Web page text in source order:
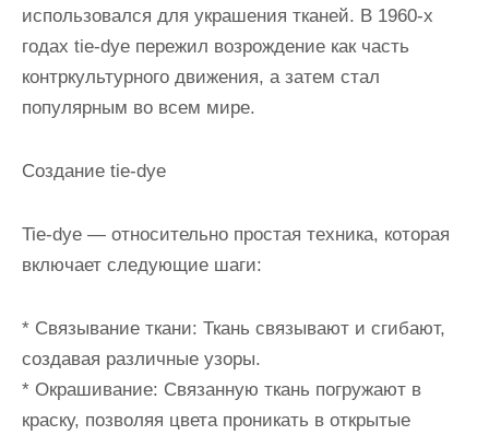
использовался для украшения тканей. В 1960-х
годах tie-dye пережил возрождение как часть
контркультурного движения, а затем стал
популярным во всем мире.
Создание tie-dye
Tie-dye — относительно простая техника, которая
включает следующие шаги:
* Связывание ткани: Ткань связывают и сгибают,
создавая различные узоры.
* Окрашивание: Связанную ткань погружают в
краску, позволяя цвета проникать в открытые